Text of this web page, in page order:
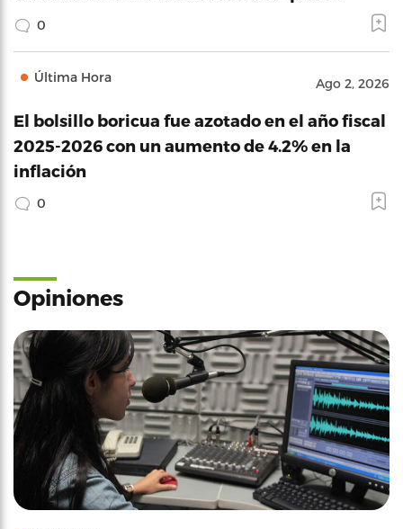
0
Última Hora Ago 2, 2026
El bolsillo boricua fue azotado en el año fiscal
2025-2026 con un aumento de 4.2% en la
inflación
0
Opiniones